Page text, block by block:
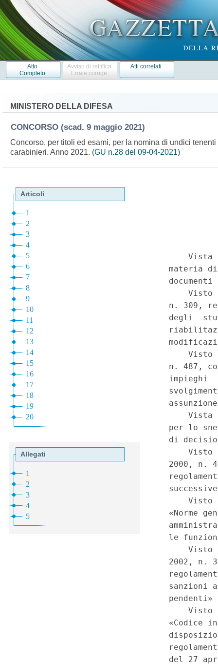
Atto
Completo
Avviso di rettifica
Errata corrige
Atti correlati
MINISTERO DELLA DIFESA
CONCORSO (scad. 9 maggio 2021)
Concorso, per titoli ed esami, per la nomina di undici
carabinieri. Anno 2021. (GU n.28 del 09-04-2021)